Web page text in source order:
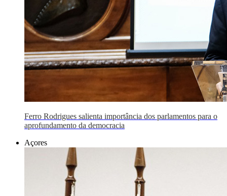
Ferro Rodrigues salienta importância dos parlamentos para o
aprofundamento da democracia
Açores